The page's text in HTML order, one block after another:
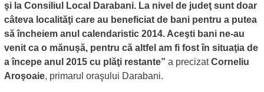
şi la Consiliul Local Darabani. La nivel de judeţ sunt doar
câteva localităţi care au beneficiat de bani pentru a putea
să încheiem anul calendaristic 2014. Aceşti bani ne-au
venit ca o mănuşă, pentru că altfel am fi fost în situaţia de
a începe anul 2015 cu plăţi restante” a precizatCorneliu
Aroşoaie, primarul oraşului Darabani.